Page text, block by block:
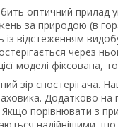
оптичний прилад
за природою (в
відстеженням
через
моделі
зір спостерігача.
Додатково на
порівнювати з